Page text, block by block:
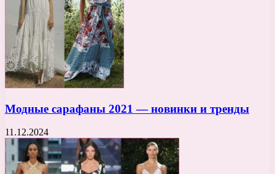
Модные сарафаны 2021 — новинки и тренды
11.12.2024